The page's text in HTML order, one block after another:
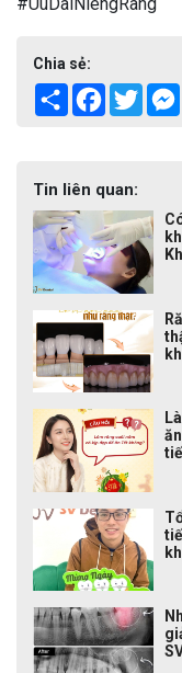
#UuDaiNiengRang
Chia sẻ:
Share Facebook
Tin liên quan:
Nhổ răng